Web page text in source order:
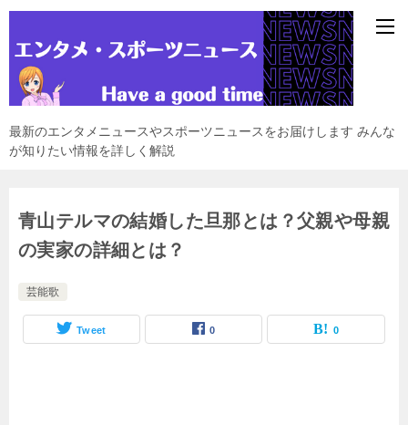
最新のエンタメニュースやスポーツニュースをお届けします みんな
が知りたい情報を詳しく解説
青山テルマの結婚した旦那とは？父親や母親
の実家の詳細とは？
芸能歌
Tweet 0 0